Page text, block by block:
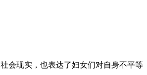
会现实，也表达了妇女们对自身不平等